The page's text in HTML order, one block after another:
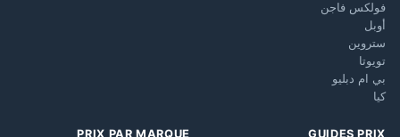
فولكس فاجن
أوبل
ستروين
تويوتا
بي ام دبليو
كيا
GUIDES PRIX
PRIX PAR MARQUE